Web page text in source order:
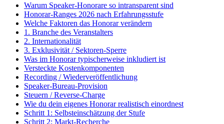
Warum Speaker-Honorare so intransparent sind
Honorar-Ranges 2026 nach Erfahrungsstufe
Welche Faktoren das Honorar verändern
1. Branche des Veranstalters
2. Internationalität
3. Exklusivität / Sektoren-Sperre
Was im Honorar typischerweise inkludiert ist
Versteckte Kostenkomponenten
Recording / Wiederveröffentlichung
Speaker-Bureau-Provision
Steuern / Reverse-Charge
Wie du dein eigenes Honorar realistisch einordnest
Schritt 1: Selbsteinschätzung der Stufe
Schritt 2: Markt-Recherche